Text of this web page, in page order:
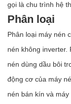
gọi là chu trình hệ
Phân loại
Phân loại máy nén
nén không inverter.
nén dùng dầu bôi
động cơ của máy
nén bán kín và